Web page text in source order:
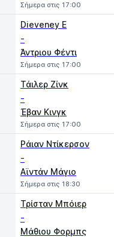
Σήμερα στις 17:00
Dieveney E
-
Άντριου Φέντι
Σήμερα στις 17:00
Τάιλερ Ζίνκ
-
Έβαν Κινγκ
Σήμερα στις 17:00
Ράιαν Ντίκερσον
-
Αϊντάν Μάγιο
Σήμερα στις 18:30
Τρίσταν Μπόιερ
-
Μάθιου Φορμπς